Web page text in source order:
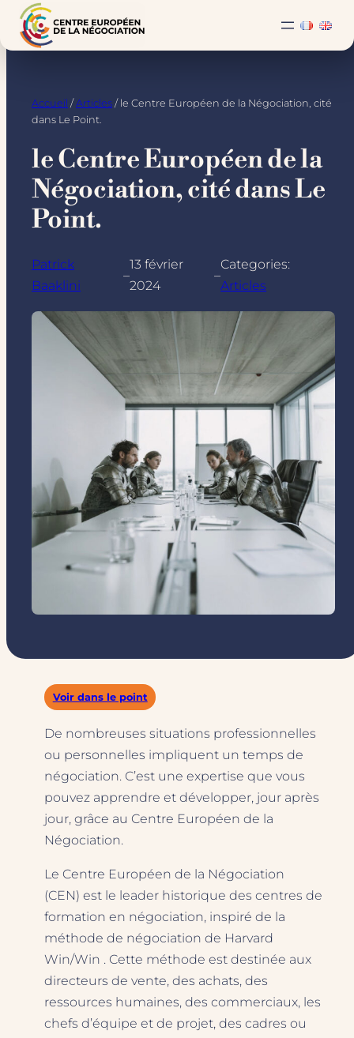
Accueil / Articles / le Centre Européen de la Négociation, cité
dans Le Point.
le Centre Européen de la
Négociation, cité dans Le
Point.
Patrick
Baaklini
–
13 février
2024
–
Categories:
Articles
Voir dans le point
De nombreuses situations professionnelles
ou personnelles impliquent un temps de
négociation. C’est une expertise que vous
pouvez apprendre et développer, jour après
jour, grâce au Centre Européen de la
Négociation.
Le Centre Européen de la Négociation
(CEN) est le leader historique des centres de
formation en négociation, inspiré de la
méthode de négociation de Harvard
Win/Win . Cette méthode est destinée aux
directeurs de vente, des achats, des
ressources humaines, des commerciaux, les
chefs d’équipe et de projet, des cadres ou